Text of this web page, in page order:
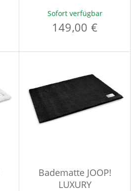
Sofort verfügbar
149,00 €
Badematte JOOP!
LUXURY